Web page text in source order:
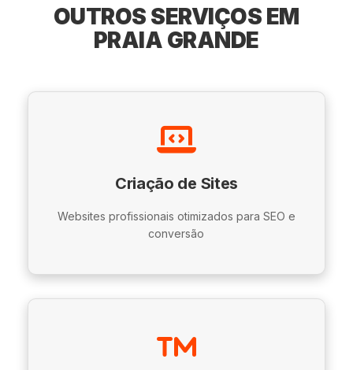
OUTROS SERVIÇOS EM
PRAIA GRANDE
Criação de Sites
Websites profissionais otimizados para SEO e
conversão